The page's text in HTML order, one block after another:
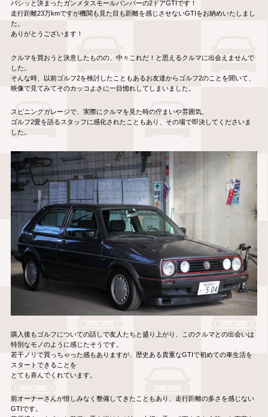
バシッと決まったガンメタスモールバンパーの2ドアGTIです！
走行距離23万kmですが機関も見た目も距離を感じさせないGTIをお納めいたしまし
た。
ありがとうございます！
クルマを買おうと決意したものの、中々これだ！と思えるクルマに出会えませんで
した。
そんな時、以前ゴルフ2を検討したこともあるお友達からゴルフ2のことを聞いて、
映像で見てみてそのカッコよさに一目惚れしてしまいました。
スピニングガレージで、実際にクルマを見た時の佇まいや雰囲気、
ゴルフ2愛を語るスタッフに感化されたこともあり、その場で即決してくださいま
した。
購入後もゴルフについての話しで友人たちと盛り上がり、このクルマとの出会いは
特別なモノのように感じたそうです。
若干ノリで買っちゃった感もありますが、歴史ある貴重なGTIで初めての車生活を
スタートできることを
とても喜んでくれています。
前オーナーさんが惜しみなく整備してきたこともあり、走行距離の多さを感じない
GTIです。